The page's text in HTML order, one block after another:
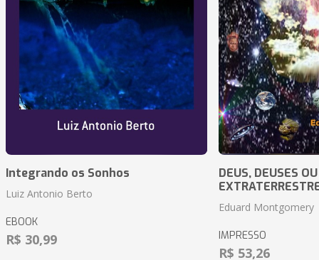
Integrando os Sonhos
Luiz Antonio Berto
EBOOK
R$ 30,99
DEUS, DEUSES OU
Eduard Montgomery
IMPRESSO
R$ 53,26